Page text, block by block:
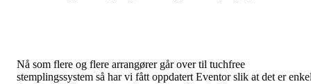
Nå som flere og flere arrangører går over til tuchfree
stemplingssystem så har vi fått oppdatert Eventor slik at det er